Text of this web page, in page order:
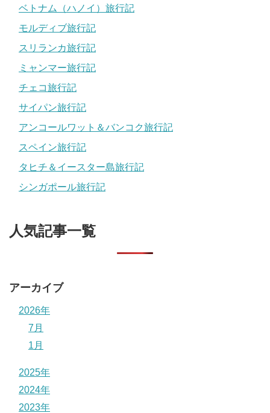
ベトナム（ハノイ）旅行記
モルディブ旅行記
スリランカ旅行記
ミャンマー旅行記
チェコ旅行記
サイパン旅行記
アンコールワット＆バンコク旅行記
スペイン旅行記
タヒチ＆イースター島旅行記
シンガポール旅行記
人気記事一覧
アーカイブ
2026年
7月
1月
2025年
2024年
2023年